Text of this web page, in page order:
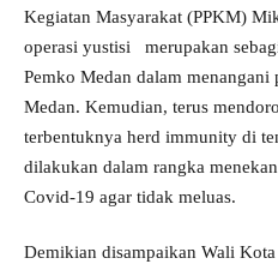
Kegiatan Masyarakat (PPKM)
operasi yustisi merupakan
Pemko Medan dalam
Medan. Kemudian, terus
terbentuknya herd immunity di
dilakukan dalam rangka
Covid-19 agar tidak meluas.
Demikian disampaikan Wali